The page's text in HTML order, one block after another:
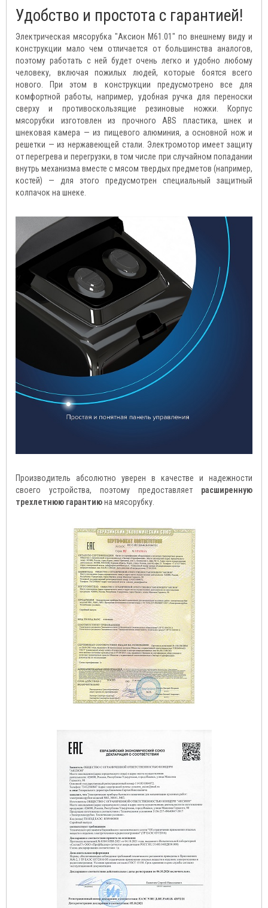
Удобство и простота с гарантией!
Электрическая мясорубка "Аксион М61.01" по внешнему виду и
конструкции мало чем отличается от большинства аналогов,
поэтому работать с ней будет очень легко и удобно любому
человеку, включая пожилых людей, которые боятся всего
нового. При этом в конструкции предусмотрено все для
комфортной работы, например, удобная ручка для переноски
сверху и противоскользящие резиновые ножки. Корпус
мясорубки изготовлен из прочного ABS пластика, шнек и
шнековая камера — из пищевого алюминия, а основной нож и
решетки — из нержавеющей стали. Электромотор имеет защиту
от перегрева и перегрузки, в том числе при случайном попадании
внутрь механизма вместе с мясом твердых предметов (например,
костей) — для этого предусмотрен специальный защитный
колпачок на шнеке.
Производитель абсолютно уверен в качестве и надежности
своего устройства, поэтому предоставляет расширенную
трехлетнюю гарантиюна мясорубку.